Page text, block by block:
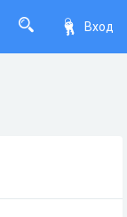
Вход